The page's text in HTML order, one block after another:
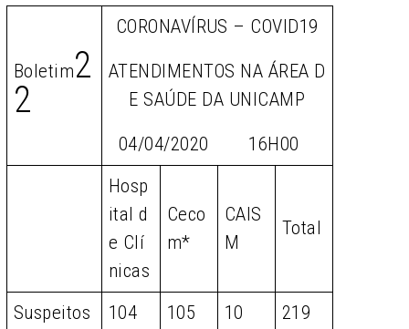
Boletim2
2
CORONAVÍRUS – COVID19
ATENDIMENTOS NA ÁREA D
E SAÚDE DA UNICAMP
04/04/2020 16H00
Hosp
ital d
e Clí
nicas
Ceco
m*
CAIS
M
Total
Suspeitos 104 105 10
219